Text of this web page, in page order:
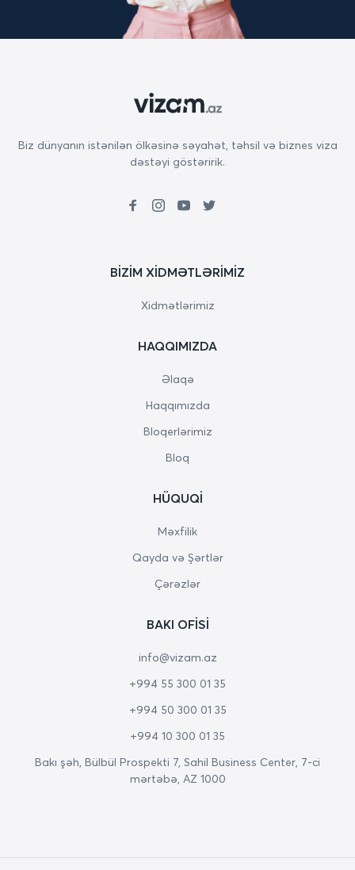
Biz dünyanın istənilən ölkəsinə səyahət, təhsil və biznes viza
dəstəyi göstəririk.
BIZIM XIDMƏTLƏRIMIZ
Xidmətlərimiz
HAQQIMIZDA
Əlaqə
Haqqımızda
Bloqerlərimiz
Bloq
HÜQUQI
Məxfilik
Qayda və Şərtlər
Çərəzlər
BAKI OFISI
info@vizam.az
+994 55 300 01 35
+994 50 300 01 35
+994 10 300 01 35
Bakı şəh, Bülbül Prospekti 7, Sahil Business Center, 7-ci
mərtəbə, AZ 1000